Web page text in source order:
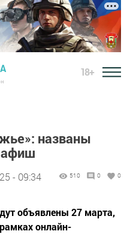
18+
названы
афиш
- 09:34 510 0 0
объявлены 27 марта,
онлайн-